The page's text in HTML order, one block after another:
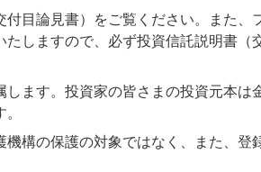
目論見書）をご覧ください。また
しますので、必ず投資信託説明書
ます。投資家の皆さまの投資元本
構の保護の対象ではなく、また、